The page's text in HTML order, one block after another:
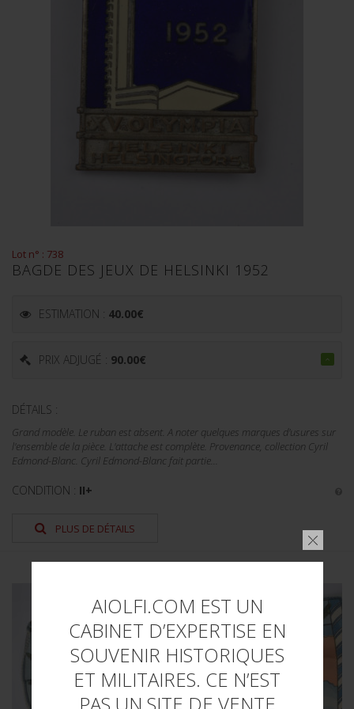
AIOLFI.COM EST UN
CABINET D’EXPERTISE EN
SOUVENIR HISTORIQUES
ET MILITAIRES. CE N’EST
PAS UN SITE DE VENTE
Lot n° : 738
BAGDE DES JEUX DE HELSINKI 1952
ESTIMATION : 40.00€
PRIX ADJUGÉ : 90.00€
DÉTAILS :
Grand modèle. Le ruban est absent. A noter quelques marques d'usures sur
l'ensemble de la pièce. L'attache est complète. Provenance, collection Cyril
Edmond-Blanc. Cyril Edmond-Blanc fait partie...
CONDITION : II+
PLUS DE DÉTAILS